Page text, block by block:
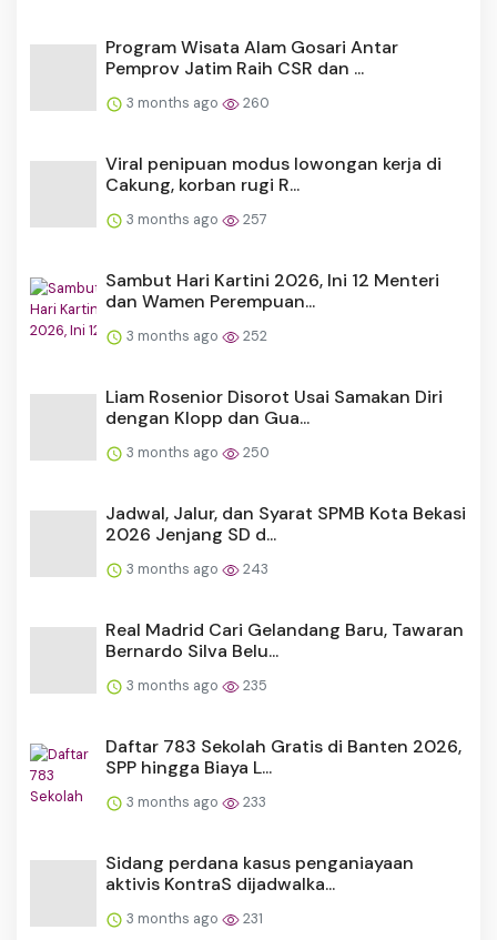
Program Wisata Alam Gosari Antar
Pemprov Jatim Raih CSR dan ...
3 months ago 260
Viral penipuan modus lowongan kerja di
Cakung, korban rugi R...
3 months ago 257
Sambut Hari Kartini 2026, Ini 12 Menteri
dan Wamen Perempuan...
3 months ago 252
Liam Rosenior Disorot Usai Samakan Diri
dengan Klopp dan Gua...
3 months ago 250
Jadwal, Jalur, dan Syarat SPMB Kota Bekasi
2026 Jenjang SD d...
3 months ago 243
Real Madrid Cari Gelandang Baru, Tawaran
Bernardo Silva Belu...
3 months ago 235
Daftar 783 Sekolah Gratis di Banten 2026,
SPP hingga Biaya L...
3 months ago 233
Sidang perdana kasus penganiayaan
aktivis KontraS dijadwalka...
3 months ago 231